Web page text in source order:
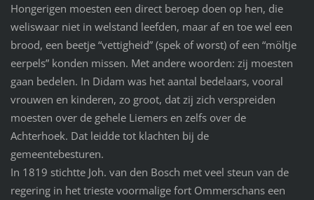
Hongerigen moesten een direct beroep doen op hen, die
weliswaar niet in welstand leefden, maar af en toe wel een
brood, een beetje “vettigheid” (spek of worst) of een “möltje
eerpels” konden missen. Met andere woorden: zij moesten
gaan bedelen. In Didam was het aantal bedelaars, vooral
vrouwen en kinderen, zo groot, dat zij zich verspreiden
moesten over de gehele Liemers en zelfs over de
Achterhoek. Dat leidde tot klachten bij de
gemeentebesturen.
In 1819 stichtte Joh. van den Bosch met veel steun van de
regering in het trieste voormalige fort Ommerschans een